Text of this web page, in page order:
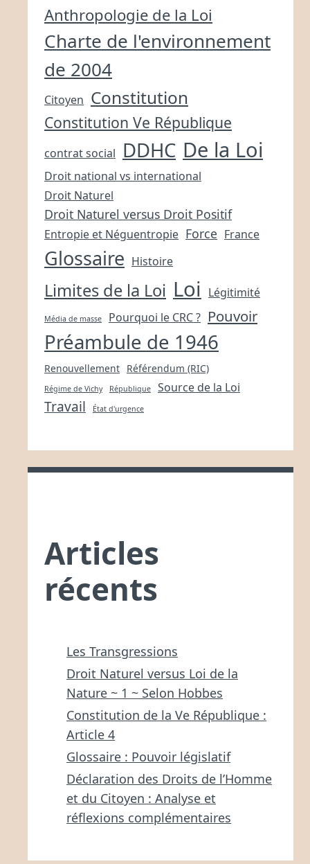
Anthropologie de la Loi
Charte de l'environnement
de 2004
Citoyen Constitution
Constitution Ve République
contrat social DDHC De la Loi
Droit national vs international
Droit Naturel
Droit Naturel versus Droit Positif
Entropie et Néguentropie Force France
Glossaire Histoire
Limites de la Loi Loi Légitimité
Média de masse Pourquoi le CRC ? Pouvoir
Préambule de 1946
Renouvellement Référendum (RIC)
Régime de Vichy République Source de la Loi
Travail État d'urgence
Articles
récents
Les Transgressions
Droit Naturel versus Loi de la
Nature ~ 1 ~ Selon Hobbes
Constitution de la Ve République :
Article 4
Glossaire : Pouvoir législatif
Déclaration des Droits de l’Homme
et du Citoyen : Analyse et
réflexions complémentaires